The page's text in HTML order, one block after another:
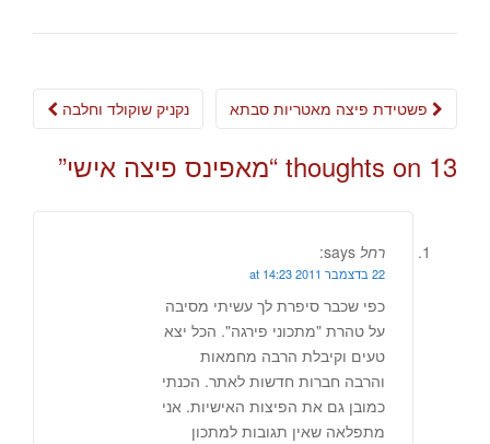
Post
נקניק שוקולד וחלבה
13 thoughts on “ מאפינס פיצה אישי”
רחל says:
22 בדצמבר 2011 at 14:23
כפי שכבר סיפרת לך עשיתי מסיבה
על טהרת "מתכוני פירגה". הכל יצא
טעים וקיבלת הרבה מחמאות
והרבה חברות חדשות לאתר. הכנתי
כמובן גם את הפיצות האישיות. אני
מתפלאה שאין תגובות למתכון